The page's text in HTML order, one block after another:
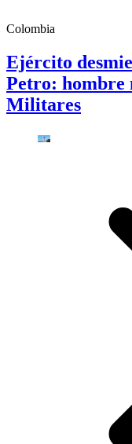
Colombia
Ejército
Petro: hombre
Militares